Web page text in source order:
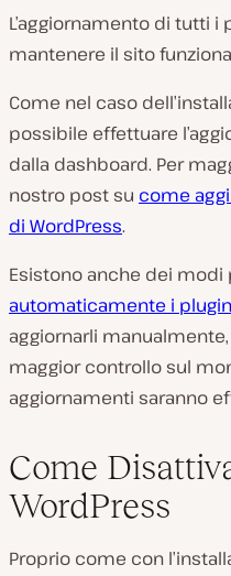
L’aggiornamento di tutti
mantenere il sito
Come nel caso
possibile effettuare
dalla dashboard. Per
nostro post su come
di WordPress.
Esistono anche dei modi
automaticamente i plugin
aggiornarli
maggior controllo sul
aggiornamenti saranno
Come
WordPress
Proprio come con